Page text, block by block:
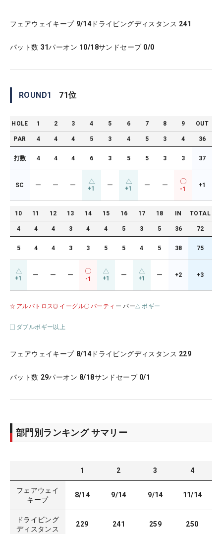
フェアウェイキープ 9/14 ドライビングディスタンス 241
パット数 31パーオン 10/18サンドセーブ 0/0
ROUND1 71位
HOLE 1 2 3 4 5 6 7 8 9 OUT
PAR 4 4 4 5 3 4 5 3 4 36
打数 4 4 4 6 3 5 5 3 3 37
SC ー ー ー +1 ー +1 ー ー
-1
+1
10 11 12 13 14 15 16 17 18 IN TOTAL
4 4 4 3 4 4 5 3 5 36 72
5 4 4 3 3 5 5 4 5 38 75
+1 ー ー ー
-1 +1 ー +1 ー +2 +3
アルバトロス イーグル バーティ ー パー ボギー
ダブルボギー以上
フェアウェイキープ 8/14 ドライビングディスタンス 229
パット数 29パーオン 8/18サンドセーブ 0/1
部門別ランキング サマリー
1 2 3 4
フェアウェイ
キープ
8/14 9/14 9/14 11/14
ドライビング
ディスタンス
229 241 259 250